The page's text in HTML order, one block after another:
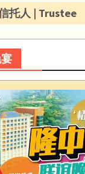
托人 | Trustee